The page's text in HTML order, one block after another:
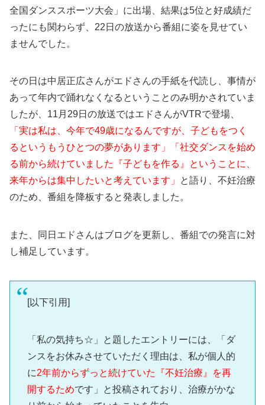
全国ダンススポーツ大会」に出場、結果は5位と好成績だ
ったにも関わらず、22日の放送から番組に姿を見せてい
ませんでした。
その日は中居正広さんがエドさんの手紙を代読し、事情が
あって年内で踊れなくなるということのみ明かされていま
したが、11月29日の放送ではエドさんがVTRで登場、
「実は私は、今年で49歳になるんですが、子どもをつく
るというもうひとつの夢があります」「社交ダンスを始め
る前から続けていました『子どもを作る』ということに、
来年からは集中したいと考えています」
と語り、不妊治療
のため、番組を降板すると発表しました。
また、同日エドさんはブログを更新し、番組での発言に対
し補足しています。
[以下引用]
「私の気持ち☆」と題したエントリーには、「ダ
ンスをお休みさせていただく理由は、私が個人的
に2年前からずっと続けていた『不妊治療』を再
開するためです」と投稿されており、治療がかな